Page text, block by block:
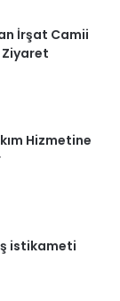
İrşat Camii
Ziyaret
Hizmetine
istikameti